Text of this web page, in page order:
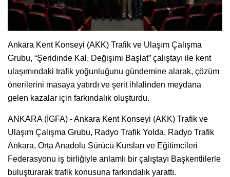
Ankara Kent Konseyi (AKK) Trafik ve Ulaşım Çalışma
Grubu, “Şeridinde Kal, Değişimi Başlat” çalıştayı ile kent
ulaşımındaki trafik yoğunluğunu gündemine alarak, çözüm
önerilerini masaya yatırdı ve şerit ihlalinden meydana
gelen kazalar için farkındalık oluşturdu.
ANKARA (İGFA) - Ankara Kent Konseyi (AKK) Trafik ve
Ulaşım Çalışma Grubu, Radyo Trafik Yolda, Radyo Trafik
Ankara, Orta Anadolu Sürücü Kursları ve Eğitimcileri
Federasyonu iş birliğiyle anlamlı bir çalıştayı Başkentlilerle
buluşturarak trafik konusuna farkındalık yarattı.